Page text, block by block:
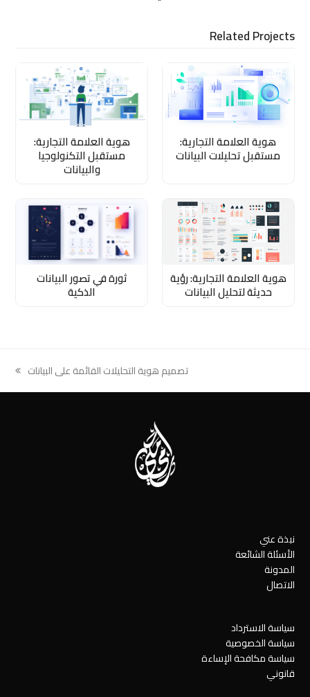
Related Projects
هوية العلامة التجارية:
مستقبل تحليلات البيانات
هوية العلامة التجارية:
مستقبل التكنولوجيا
والبيانات
هوية العلامة التجارية: رؤية
حديثة لتحليل البيانات
ثورة في تصور البيانات
الذكية
next
post:
تصميم هوية التحليلات القائمة على البيانات
نبذة عني
الأسئلة الشائعة
المدونة
الاتصال
سياسة الاسترداد
سياسة الخصوصية
سياسة مكافحة الإساءة
قانوني